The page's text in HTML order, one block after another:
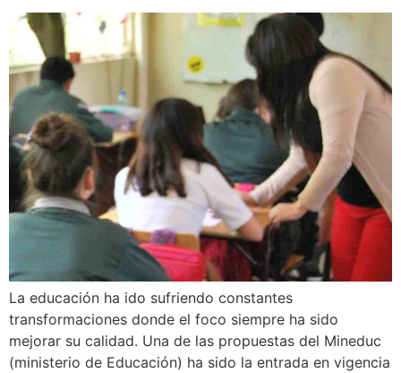
La educación ha ido sufriendo constantes
transformaciones donde el foco siempre ha sido
mejorar su calidad. Una de las propuestas del Mineduc
(ministerio de Educación) ha sido la entrada en vigencia